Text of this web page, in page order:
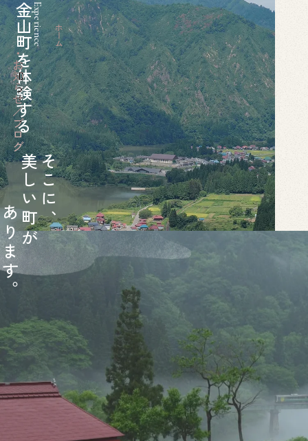
金山町を体験するExperience ホーム
お知らせ／ブログ
そ
こ
に
、
美
し
い
町
が